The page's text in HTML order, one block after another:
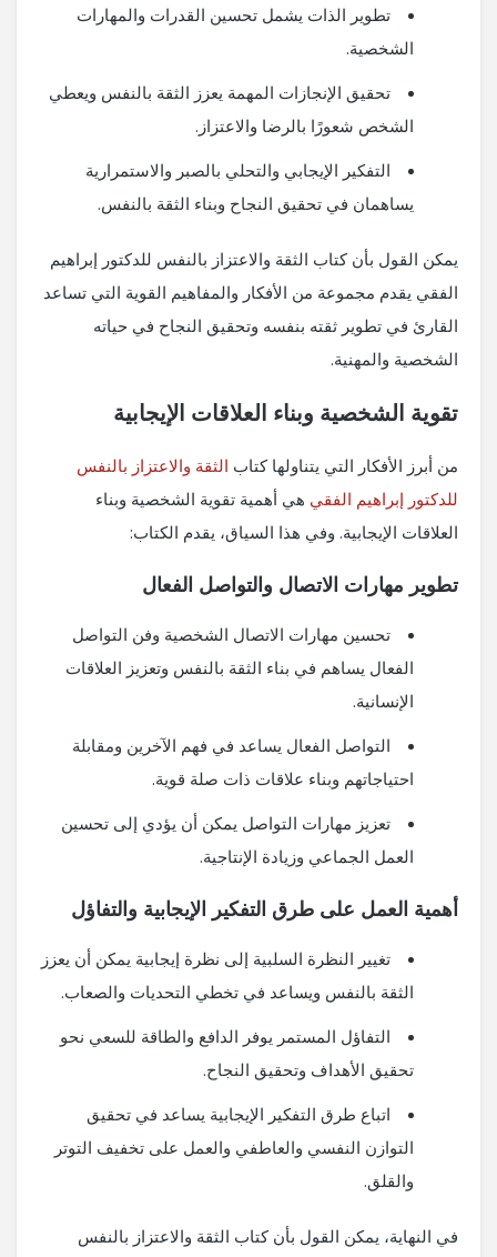
تطوير الذات يشمل تحسين القدرات والمهارات
الشخصية.
تحقيق الإنجازات المهمة يعزز الثقة بالنفس ويعطي
الشخص شعورًا بالرضا والاعتزاز.
التفكير الإيجابي والتحلي بالصبر والاستمرارية
يساهمان في تحقيق النجاح وبناء الثقة بالنفس.
يمكن القول بأن كتاب الثقة والاعتزاز بالنفس للدكتور إبراهيم
الفقي يقدم مجموعة من الأفكار والمفاهيم القوية التي تساعد
القارئ في تطوير ثقته بنفسه وتحقيق النجاح في حياته
الشخصية والمهنية.
تقوية الشخصية وبناء العلاقات الإيجابية
من أبرز الأفكار التي يتناولها كتاب الثقة والاعتزاز بالنفس
للدكتور إبراهيم الفقي هي أهمية تقوية الشخصية وبناء
العلاقات الإيجابية. وفي هذا السياق، يقدم الكتاب:
تطوير مهارات الاتصال والتواصل الفعال
تحسين مهارات الاتصال الشخصية وفن التواصل
الفعال يساهم في بناء الثقة بالنفس وتعزيز العلاقات
الإنسانية.
التواصل الفعال يساعد في فهم الآخرين ومقابلة
احتياجاتهم وبناء علاقات ذات صلة قوية.
تعزيز مهارات التواصل يمكن أن يؤدي إلى تحسين
العمل الجماعي وزيادة الإنتاجية.
أهمية العمل على طرق التفكير الإيجابية والتفاؤل
تغيير النظرة السلبية إلى نظرة إيجابية يمكن أن يعزز
الثقة بالنفس ويساعد في تخطي التحديات والصعاب.
التفاؤل المستمر يوفر الدافع والطاقة للسعي نحو
تحقيق الأهداف وتحقيق النجاح.
اتباع طرق التفكير الإيجابية يساعد في تحقيق
التوازن النفسي والعاطفي والعمل على تخفيف التوتر
والقلق.
في النهاية، يمكن القول بأن كتاب الثقة والاعتزاز بالنفس